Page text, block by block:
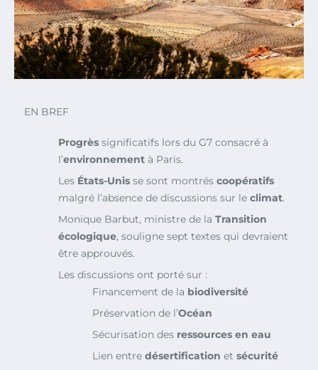
EN BREF
Progrès significatifs lors du G7 consacré à
l’environnement à Paris.
Les États-Unis se sont montrés coopératifs
malgré l’absence de discussions sur le climat.
Monique Barbut, ministre de la Transition
écologique, souligne sept textes qui devraient
être approuvés.
Les discussions ont porté sur :
Financement de la biodiversité
Préservation de l’Océan
Sécurisation des ressources en eau
Lien entre désertification et sécurité